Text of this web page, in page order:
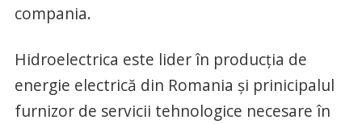
compania.
Hidroelectrica este lider în producţia de
energie electrică din Romania şi prinicipalul
furnizor de servicii tehnologice necesare în